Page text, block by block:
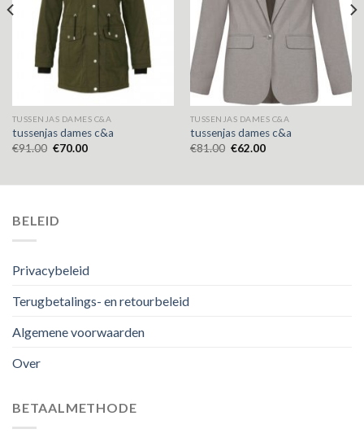
TUSSENJAS DAMES C&A
tussenjas dames c&a
€91.00 €70.00
TUSSENJAS DAMES C&A
tussenjas dames c&a
€81.00 €62.00
BELEID
Privacybeleid
Terugbetalings- en retourbeleid
Algemene voorwaarden
Over
BETAALMETHODE